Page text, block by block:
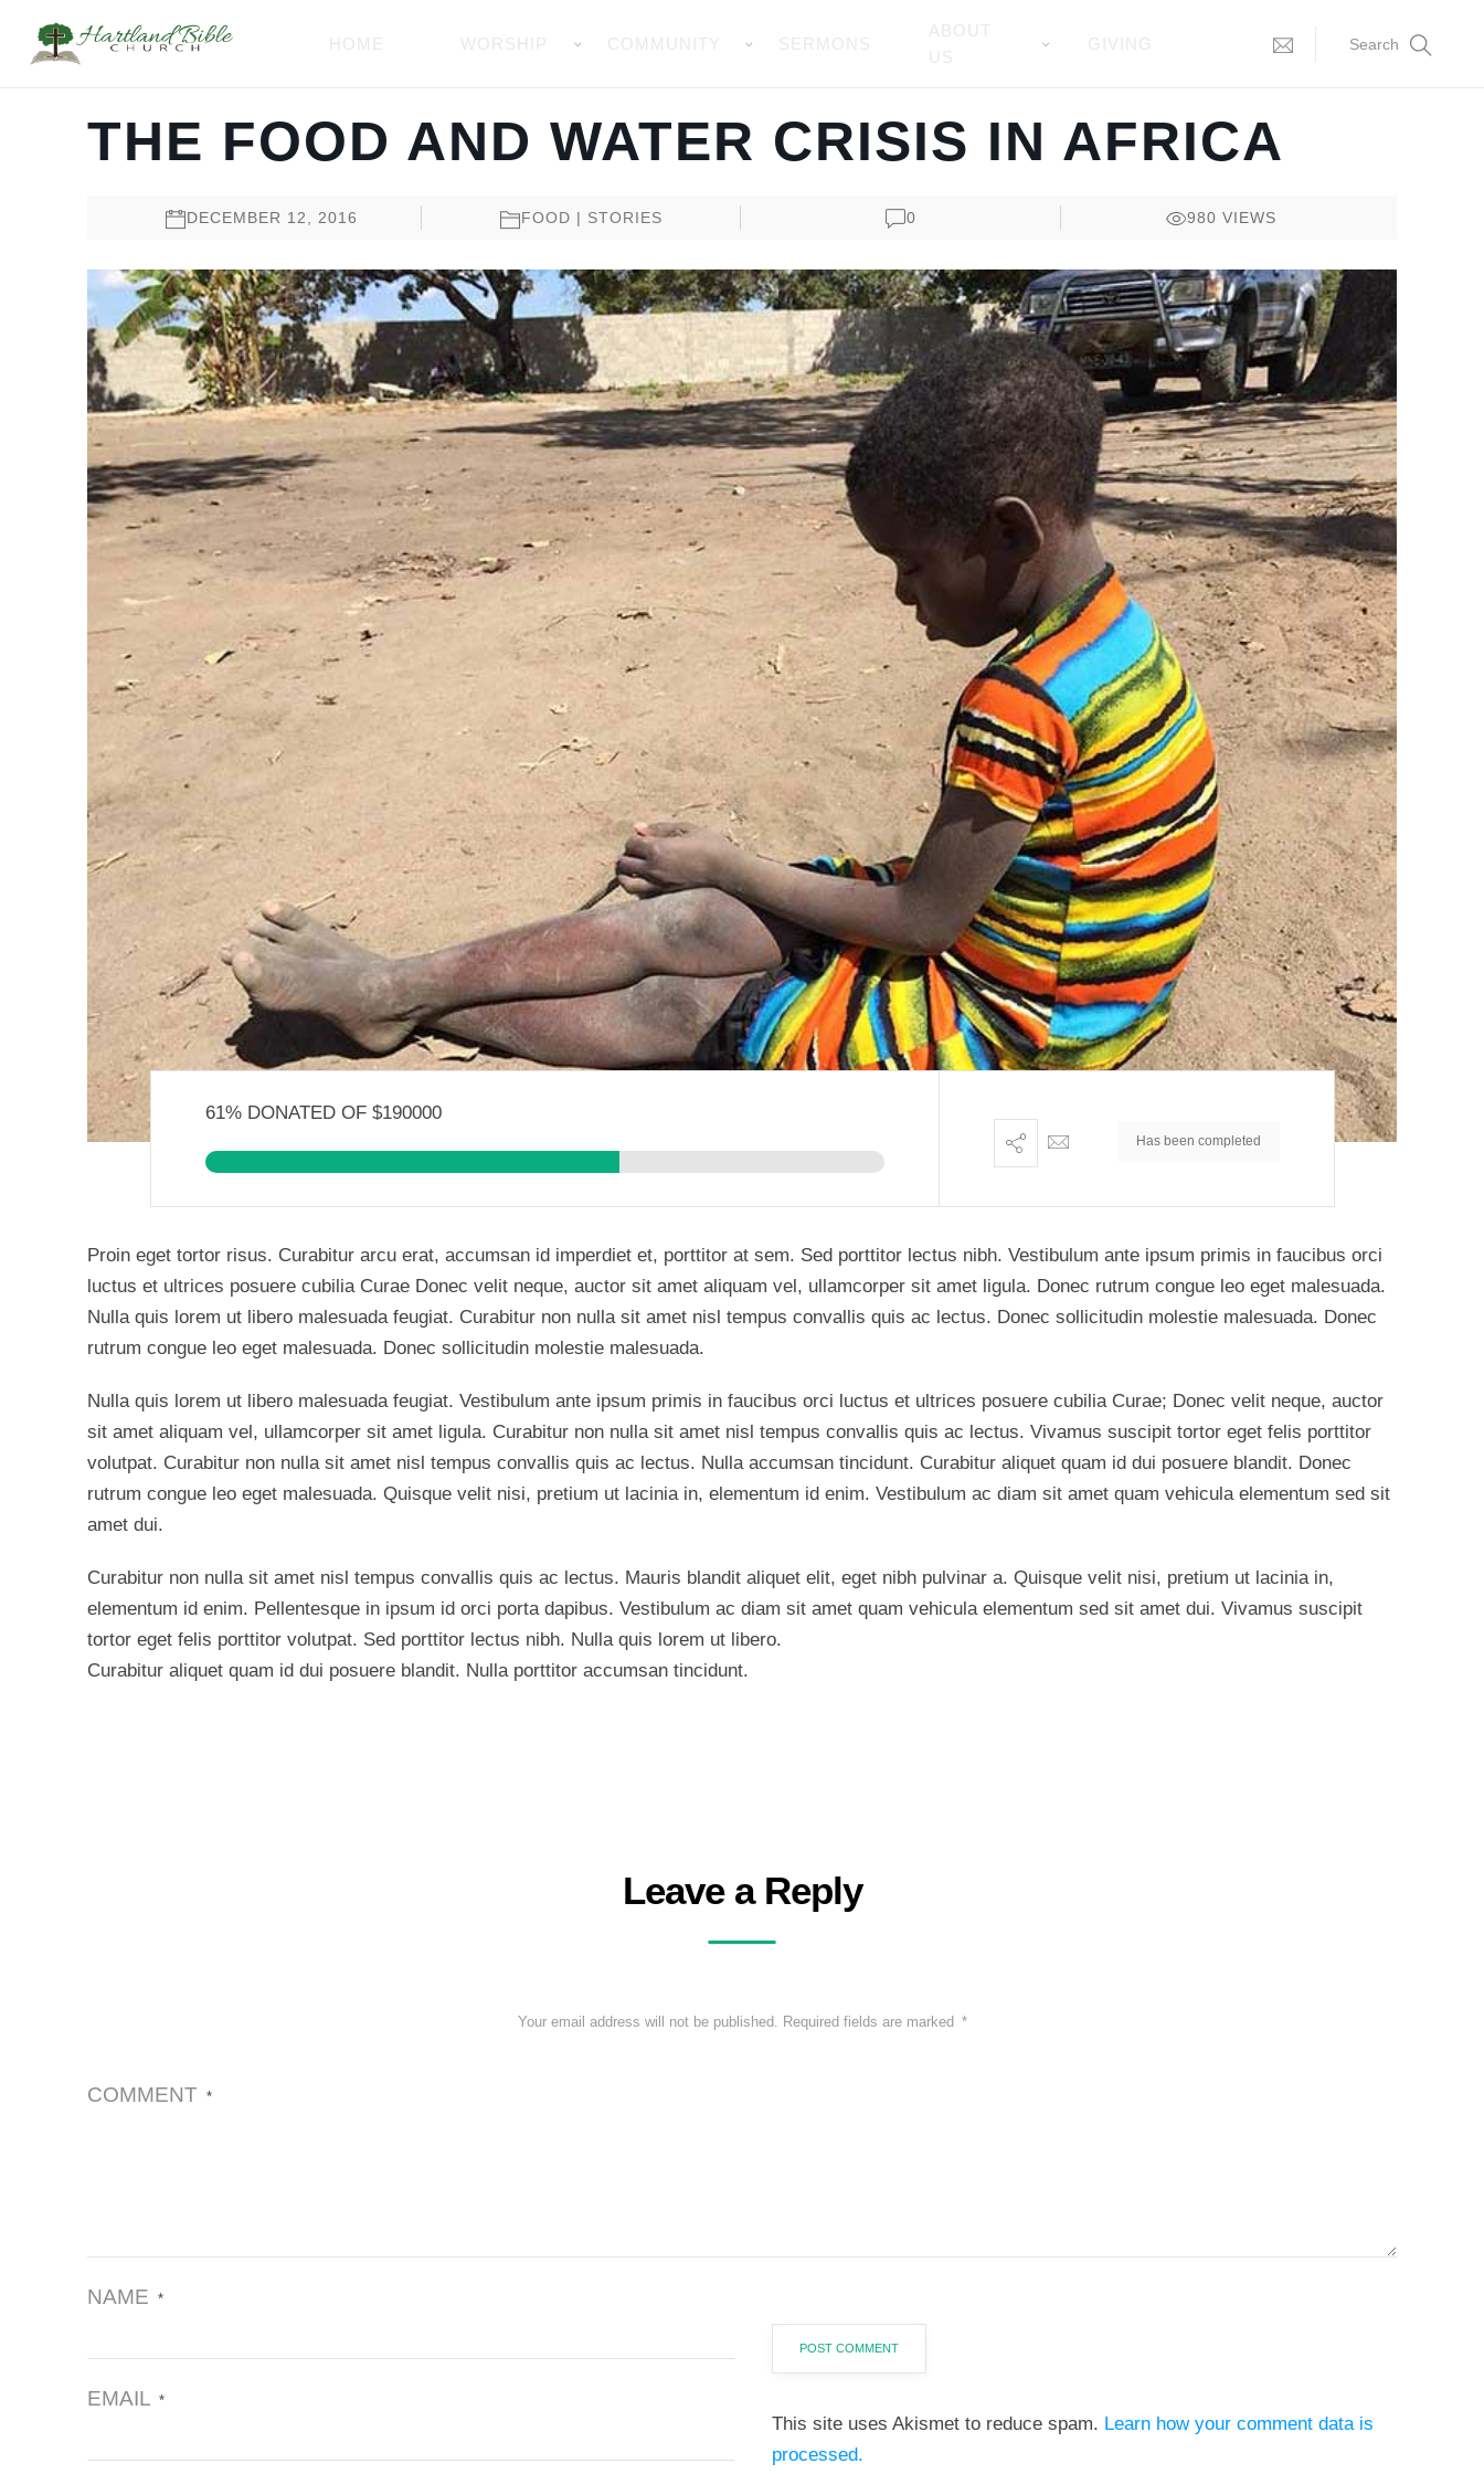
Search
THE FOOD AND WATER CRISIS IN AFRICA
DECEMBER 12, 2016 FOOD | STORIES 0 980 VIEWS
61% DONATED OF $190000
Has been completed
Proin eget tortor risus. Curabitur arcu erat, accumsan id imperdiet et, porttitor at sem. Sed porttitor lectus nibh. Vestibulum ante ipsum primis in faucibus orci
luctus et ultrices posuere cubilia Curae Donec velit neque, auctor sit amet aliquam vel, ullamcorper sit amet ligula. Donec rutrum congue leo eget malesuada.
Nulla quis lorem ut libero malesuada feugiat. Curabitur non nulla sit amet nisl tempus convallis quis ac lectus. Donec sollicitudin molestie malesuada. Donec
rutrum congue leo eget malesuada. Donec sollicitudin molestie malesuada.
Nulla quis lorem ut libero malesuada feugiat. Vestibulum ante ipsum primis in faucibus orci luctus et ultrices posuere cubilia Curae; Donec velit neque, auctor
sit amet aliquam vel, ullamcorper sit amet ligula. Curabitur non nulla sit amet nisl tempus convallis quis ac lectus. Vivamus suscipit tortor eget felis porttitor
volutpat. Curabitur non nulla sit amet nisl tempus convallis quis ac lectus. Nulla accumsan tincidunt. Curabitur aliquet quam id dui posuere blandit. Donec
rutrum congue leo eget malesuada. Quisque velit nisi, pretium ut lacinia in, elementum id enim. Vestibulum ac diam sit amet quam vehicula elementum sed sit
amet dui.
Curabitur non nulla sit amet nisl tempus convallis quis ac lectus. Mauris blandit aliquet elit, eget nibh pulvinar a. Quisque velit nisi, pretium ut lacinia in,
elementum id enim. Pellentesque in ipsum id orci porta dapibus. Vestibulum ac diam sit amet quam vehicula elementum sed sit amet dui. Vivamus suscipit
tortor eget felis porttitor volutpat. Sed porttitor lectus nibh. Nulla quis lorem ut libero.
Curabitur aliquet quam id dui posuere blandit. Nulla porttitor accumsan tincidunt.
Leave a Reply
Your email address will not be published. Required fields are marked *
COMMENT *
NAME *
EMAIL *
This site uses Akismet to reduce spam. Learn how your comment data is
processed.